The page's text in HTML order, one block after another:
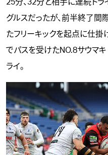
25分、32分と相手に連続ト
グルスだったが、前半終了間
たフリーキックを起点に仕掛
でパスを受けたNO.8サウマ
ライ。